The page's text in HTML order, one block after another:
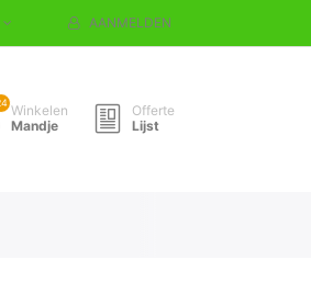
AANMELDEN
Winkelen
Mandje
Offerte
Lijst